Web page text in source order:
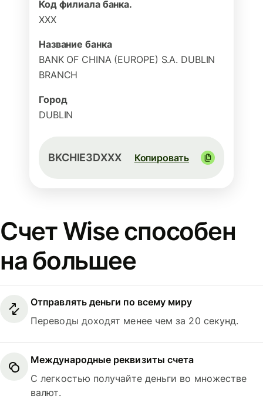
Код филиала банка.
XXX
Название банка
BANK OF CHINA (EUROPE) S.A. DUBLIN
BRANCH
Город
DUBLIN
BKCHIE3DXXX Копировать
Счет Wise способен
на большее
Отправлять деньги по всему миру
Переводы доходят менее чем за 20 секунд.
Международные реквизиты счета
С легкостью получайте деньги во множестве
валют.